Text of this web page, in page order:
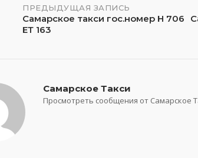
ПРЕДЫДУЩАЯ ЗАПИСЬ
Самарское такси гос.номер Н 706
ЕТ 163
Самарское Такси
Просмотреть сообщения от Самарское